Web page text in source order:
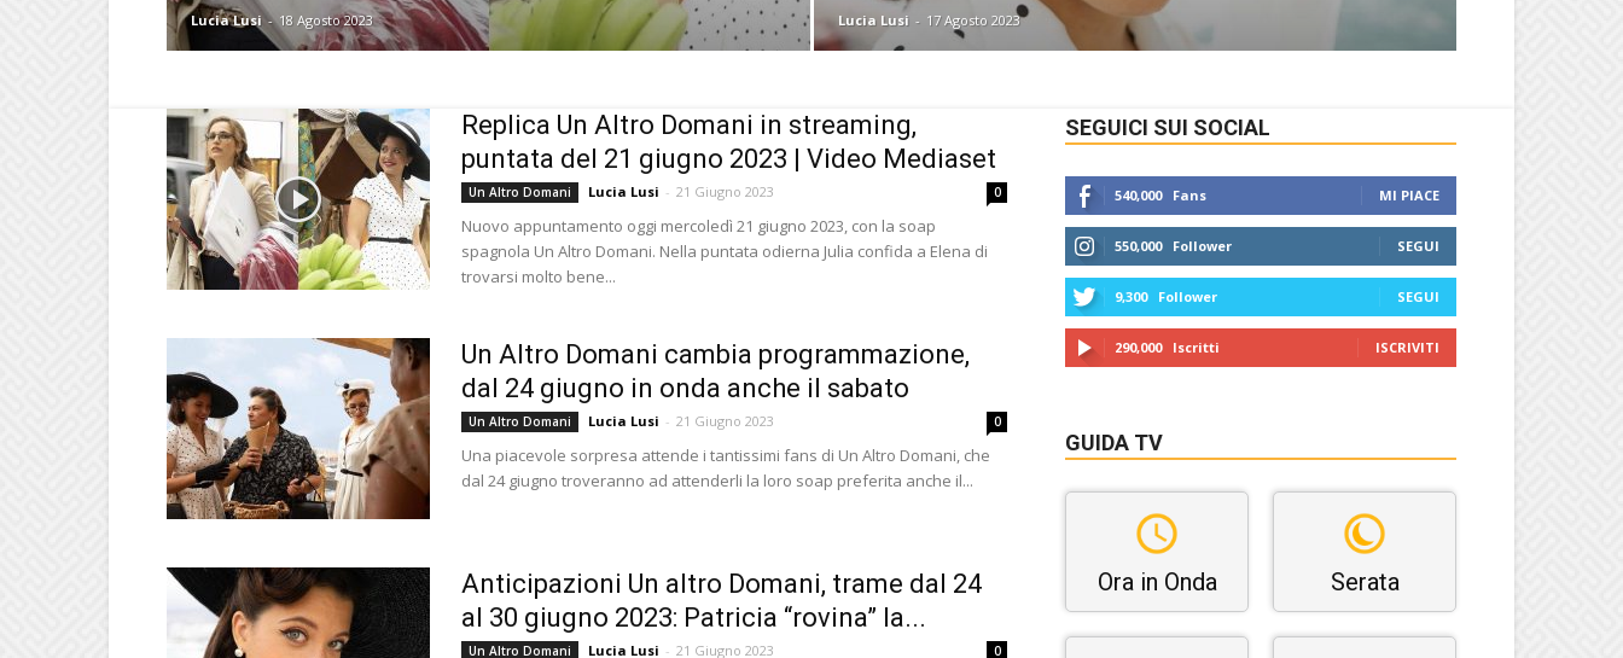
Lucia Lusi - 18 Agosto 2023 Lucia Lusi - 17 Agosto 2023
Replica Un Altro Domani in streaming,
puntata del 21 giugno 2023 | Video Mediaset
Un Altro Domani Lucia Lusi - 21 Giugno 2023 0
Nuovo appuntamento oggi mercoledì 21 giugno 2023, con la soap
spagnola Un Altro Domani. Nella puntata odierna Julia confida a Elena di
trovarsi molto bene...
Un Altro Domani cambia programmazione,
dal 24 giugno in onda anche il sabato
Un Altro Domani Lucia Lusi - 21 Giugno 2023 0
Una piacevole sorpresa attende i tantissimi fans di Un Altro Domani, che
dal 24 giugno troveranno ad attenderli la loro soap preferita anche il...
Anticipazioni Un altro Domani, trame dal 24
al 30 giugno 2023: Patricia “rovina” la...
Un Altro Domani Lucia Lusi - 21 Giugno 2023 0
SEGUICI SUI SOCIAL
540,000 Fans MI PIACE
550,000 Follower SEGUI
9,300 Follower SEGUI
290,000 Iscritti ISCRIVITI
GUIDA TV
Ora in Onda Serata